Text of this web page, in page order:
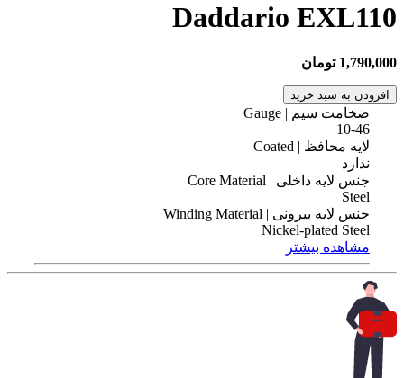
Daddario EXL110
1,790,000 تومان
افزودن به سبد خرید
ضخامت سیم | Gauge
10-46
لایه محافظ | Coated
ندارد
جنس لایه داخلی | Core Material
Steel
جنس لایه بیرونی | Winding Material
Nickel-plated Steel
مشاهده بیشتر